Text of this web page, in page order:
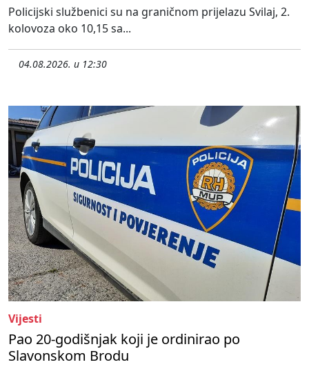
Policijski službenici su na graničnom prijelazu Svilaj, 2.
kolovoza oko 10,15 sa...
04.08.2026. u 12:30
Vijesti
Pao 20-godišnjak koji je ordinirao po
Slavonskom Brodu